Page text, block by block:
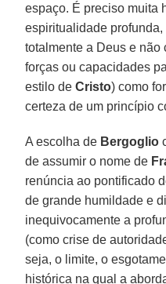
espaço. É preciso muita
espiritualidade
totalmente a Deus e
forças ou capacidades
estilo deCristo) como
certeza de um princípio
A escolha de Bergoglio
de assumir o nome de
renúncia ao pontificado
de grande humildade e
inequivocamente a
(como crise de
seja, o limite, o
histórica na qual a